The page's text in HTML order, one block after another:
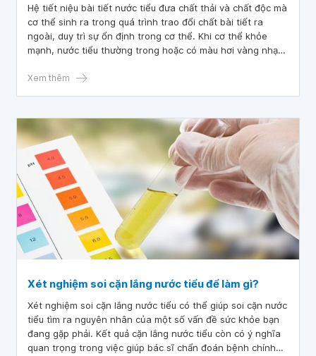
Hệ tiết niệu bài tiết nước tiểu đưa chất thải và chất độc mà
cơ thể sinh ra trong quá trình trao đổi chất bài tiết ra
ngoài, duy trì sự ổn định trong cơ thể. Khi cơ thể khỏe
mạnh, nước tiểu thường trong hoặc có màu hơi vàng nhạt.
trắng. Tình trạng nước tiểu bị cặn lắng do nhiều nguyên
Xem thêm
Xét nghiệm soi cặn lắng nước tiểu để làm gì?
Xét nghiệm soi cặn lắng nước tiểu có thể giúp soi cặn nước
tiểu tìm ra nguyên nhân của một số vấn đề sức khỏe bạn
đang gặp phải. Kết quả cặn lắng nước tiểu còn có ý nghĩa
quan trọng trong việc giúp bác sĩ chẩn đoán bệnh chính